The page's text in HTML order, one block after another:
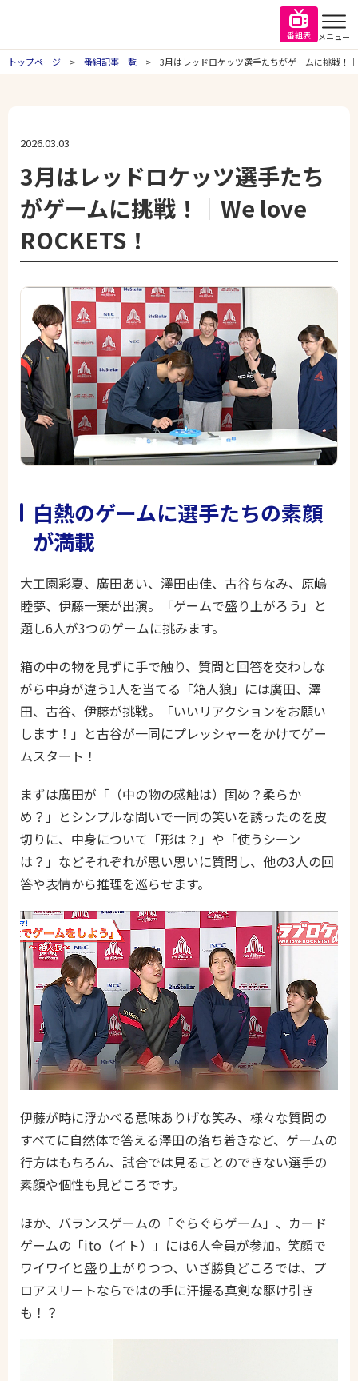
番組表 メニュー
トップページ 番組記事一覧 3月はレッドロケッツ選手たちがゲームに挑戦！｜
2026.03.03
3月はレッドロケッツ選手たち
がゲームに挑戦！｜We love
ROCKETS！
白熱のゲームに選手たちの素顔
が満載
大工園彩夏、廣田あい、澤田由佳、古谷ちなみ、原嶋
睦夢、伊藤一葉が出演。「ゲームで盛り上がろう」と
題し6人が3つのゲームに挑みます。
箱の中の物を見ずに手で触り、質問と回答を交わしな
がら中身が違う1人を当てる「箱人狼」には廣田、澤
田、古谷、伊藤が挑戦。「いいリアクションをお願い
します！」と古谷が一同にプレッシャーをかけてゲー
ムスタート！
まずは廣田が「（中の物の感触は）固め？柔らか
め？」とシンプルな問いで一同の笑いを誘ったのを皮
切りに、中身について「形は？」や「使うシーン
は？」などそれぞれが思い思いに質問し、他の3人の回
答や表情から推理を巡らせます。
伊藤が時に浮かべる意味ありげな笑み、様々な質問の
すべてに自然体で答える澤田の落ち着きなど、ゲームの
行方はもちろん、試合では見ることのできない選手の
素顔や個性も見どころです。
ほか、バランスゲームの「ぐらぐらゲーム」、カード
ゲームの「ito（イト）」には6人全員が参加。笑顔で
ワイワイと盛り上がりつつ、いざ勝負どころでは、プ
ロアスリートならではの手に汗握る真剣な駆け引き
も！？